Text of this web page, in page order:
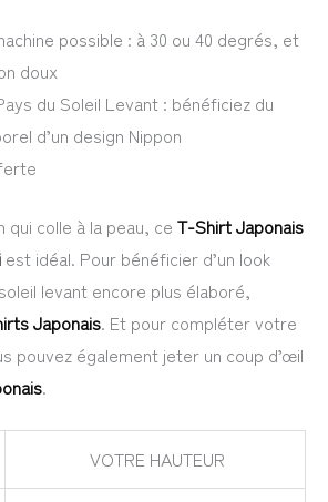
possible : à 30 ou 40 degrés, et
doux
du Soleil Levant : bénéficiez du
d’un design Nippon
qui colle à la peau, ce T-Shirt Japonais
est idéal. Pour bénéficier d’un look
levant encore plus élaboré,
Japonais. Et pour compléter votre
pouvez également jeter un coup d’œil
.
VOTRE HAUTEUR